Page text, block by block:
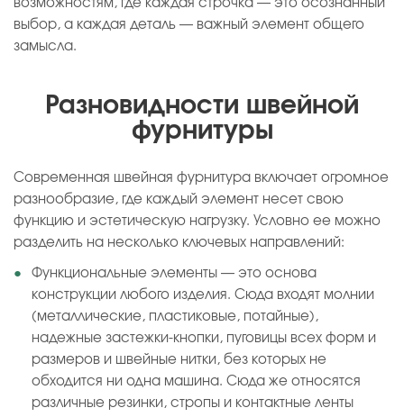
возможностям, где каждая строчка — это осознанный
выбор, а каждая деталь — важный элемент общего
замысла.
Разновидности швейной
фурнитуры
Современная швейная фурнитура включает огромное
разнообразие, где каждый элемент несет свою
функцию и эстетическую нагрузку. Условно ее можно
разделить на несколько ключевых направлений:
Функциональные элементы — это основа
конструкции любого изделия. Сюда входят молнии
(металлические, пластиковые, потайные),
надежные застежки-кнопки, пуговицы всех форм и
размеров и швейные нитки, без которых не
обходится ни одна машина. Сюда же относятся
различные резинки, стропы и контактные ленты